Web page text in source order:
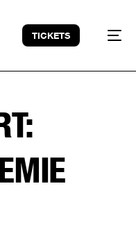
TICKETS